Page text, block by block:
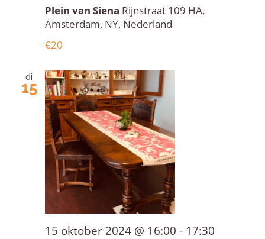
Plein van Siena Rijnstraat 109 HA,
Amsterdam, NY, Nederland
€20
di
15
15 oktober 2024 @ 16:00 - 17:30